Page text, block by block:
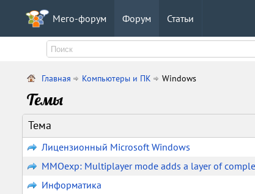
Мего-форум Форум Статьи
Главная Компьютеры и ПК Windows
Темы
Тема
Лицензионный Microsoft Windows
MMOexp: Multiplayer mode adds a layer of
Информатика